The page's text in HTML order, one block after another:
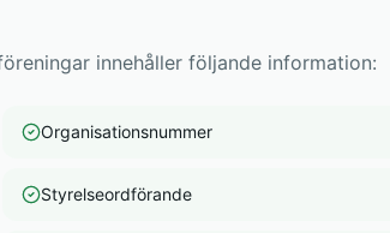
innehåller följande information:
Organisationsnummer
Styrelseordförande